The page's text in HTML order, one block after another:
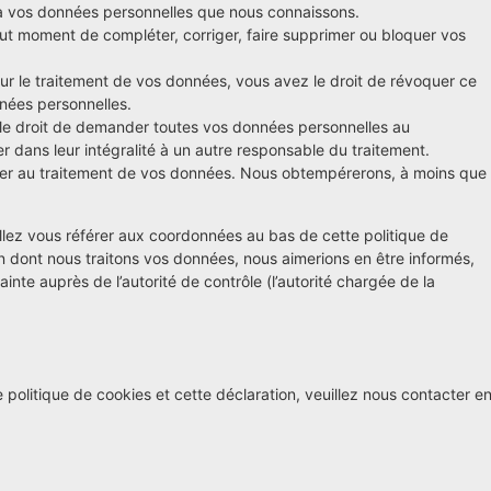
données personnelles que nous connaissons.
moment de compléter, corriger, faire supprimer ou bloquer vos
le traitement de vos données, vous avez le droit de révoquer ce
personnelles.
droit de demander toutes vos données personnelles au
dans leur intégralité à un autre responsable du traitement.
au traitement de vos données. Nous obtempérerons, à moins que
vous référer aux coordonnées au bas de cette politique de
nous traitons vos données, nous aimerions en être informés,
auprès de l’autorité de contrôle (l’autorité chargée de la
de cookies et cette déclaration, veuillez nous contacter en